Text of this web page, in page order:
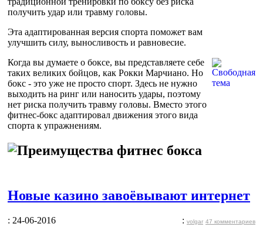
получить удар или травму головы.
Эта адаптированная версия спорта поможет вам
улучшить силу, выносливость и равновесие.
Когда вы думаете о боксе, вы представляете себе
таких великих бойцов, как Рокки Марчиано. Но
бокс - это уже не просто спорт. Здесь не нужно
выходить на ринг или наносить удары, поэтому
нет риска получить травму головы. Вместо этого
фитнес-бокс адаптировал движения этого вида
спорта к упражнениям.
Новые казино завоёвывают интернет
: 24-06-2016 : volgar 47 комментариев